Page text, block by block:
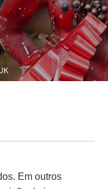
Em outros